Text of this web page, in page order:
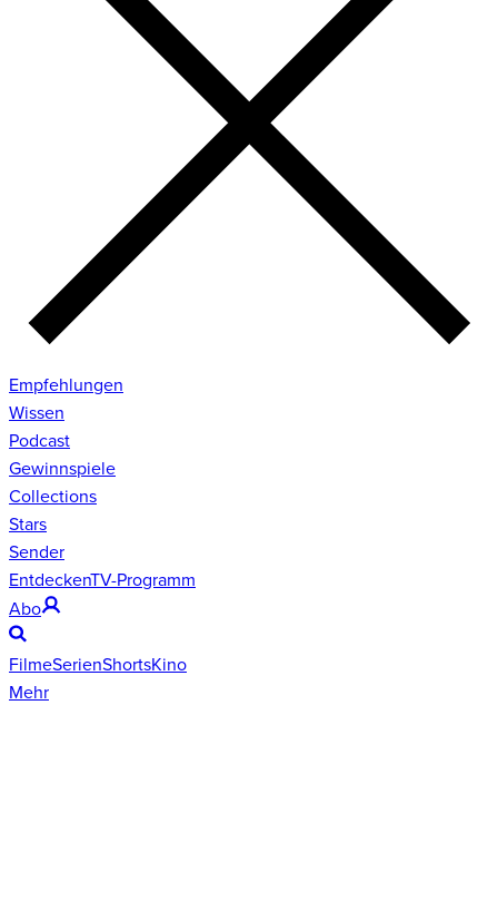
Empfehlungen
Wissen
Podcast
Gewinnspiele
Collections
Stars
Sender
EntdeckenTV-Programm
Abo
FilmeSerienShortsKino
Mehr